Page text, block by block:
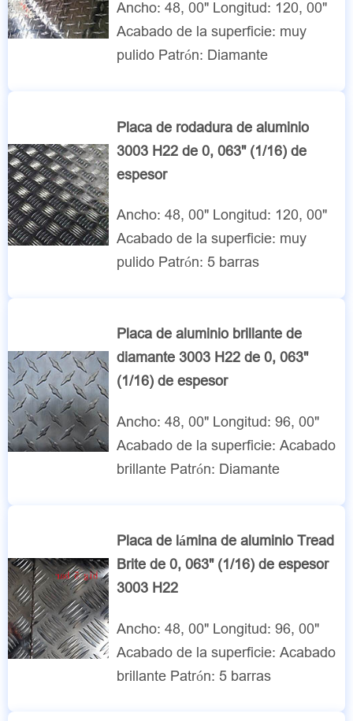
Ancho: 48, 00" Longitud: 120, 00"
Acabado de la superficie: muy
pulido Patrón: Diamante
Placa de rodadura de aluminio
3003 H22 de 0, 063" (1/16) de
espesor
Ancho: 48, 00" Longitud: 120, 00"
Acabado de la superficie: muy
pulido Patrón: 5 barras
Placa de aluminio brillante de
diamante 3003 H22 de 0, 063"
(1/16) de espesor
Ancho: 48, 00" Longitud: 96, 00"
Acabado de la superficie: Acabado
brillante Patrón: Diamante
Placa de lámina de aluminio Tread
Brite de 0, 063" (1/16) de espesor
3003 H22
Ancho: 48, 00" Longitud: 96, 00"
Acabado de la superficie: Acabado
brillante Patrón: 5 barras